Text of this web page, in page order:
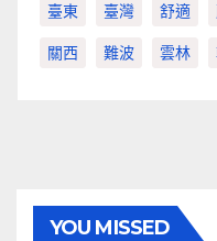
臺東 臺灣 舒適
關西 難波 雲林
YOU MISSED